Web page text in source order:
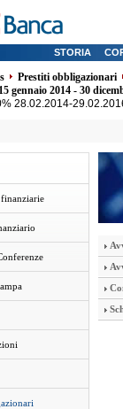
STORIA
Prestiti obbligazionari
gennaio 2014 - 30
28.02.2014-